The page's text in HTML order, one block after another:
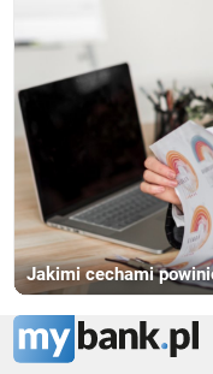
Jakimi cechami